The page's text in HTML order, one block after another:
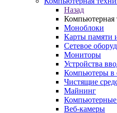
Назад
Компьютерная
Моноблоки
Карты памяти
Сетевое
Мониторы
Устройства
Компьютеры в
Чистящие
Майнинг
Веб-камеры